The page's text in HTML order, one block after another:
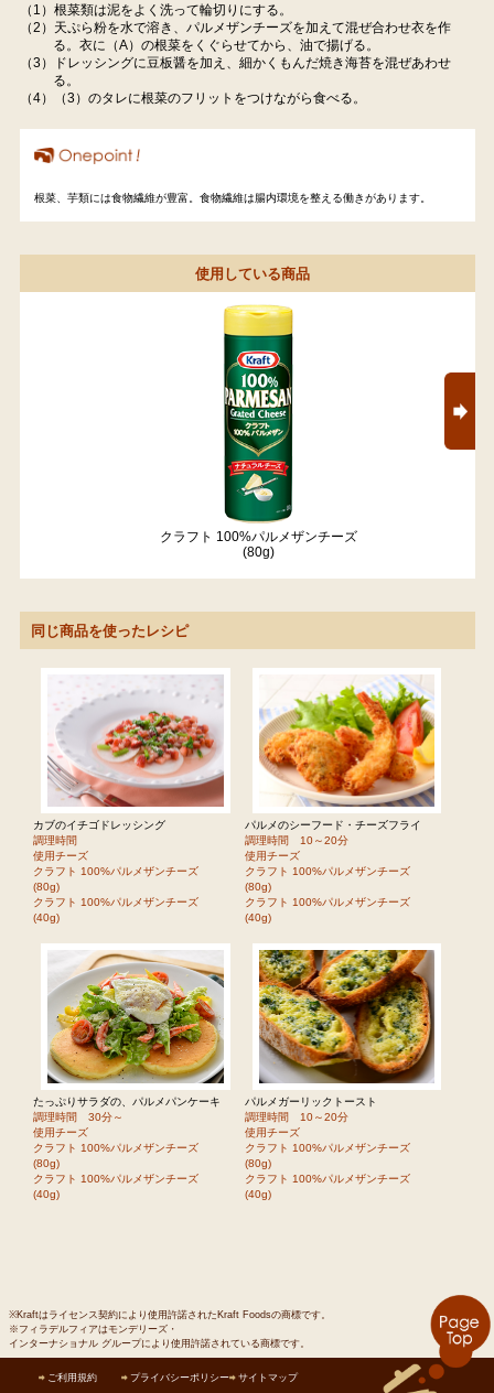
（1）根菜類は泥をよく洗って輪切りにする。
（2）天ぷら粉を水で溶き、パルメザンチーズを加えて混ぜ合わせ衣を作
る。衣に（A）の根菜をくぐらせてから、油で揚げる。
（3）ドレッシングに豆板醤を加え、細かくもんだ焼き海苔を混ぜあわせ
る。
（4）（3）のタレに根菜のフリットをつけながら食べる。
根菜、芋類には食物繊維が豊富。食物繊維は腸内環境を整える働きがあります。
使用している商品
クラフト 100%パルメザンチーズ
(80g)
同じ商品を使ったレシピ
カブのイチゴドレッシング
調理時間
使用チーズ
クラフト 100%パルメザンチーズ
(80g)
クラフト 100%パルメザンチーズ
(40g)
パルメのシーフード・チーズフライ
調理時間 10～20分
使用チーズ
クラフト 100%パルメザンチーズ
(80g)
クラフト 100%パルメザンチーズ
(40g)
たっぷりサラダの、パルメパンケーキ
調理時間 30分～
使用チーズ
クラフト 100%パルメザンチーズ
(80g)
クラフト 100%パルメザンチーズ
(40g)
パルメガーリックトースト
調理時間 10～20分
使用チーズ
クラフト 100%パルメザンチーズ
(80g)
クラフト 100%パルメザンチーズ
(40g)
※Kraftはライセンス契約により使用許諾されたKraft Foodsの商標です。
※フィラデルフィアはモンデリーズ・
インターナショナル グループにより使用許諾されている商標です。
ご利用規約 プライバシーポリシー サイトマップ